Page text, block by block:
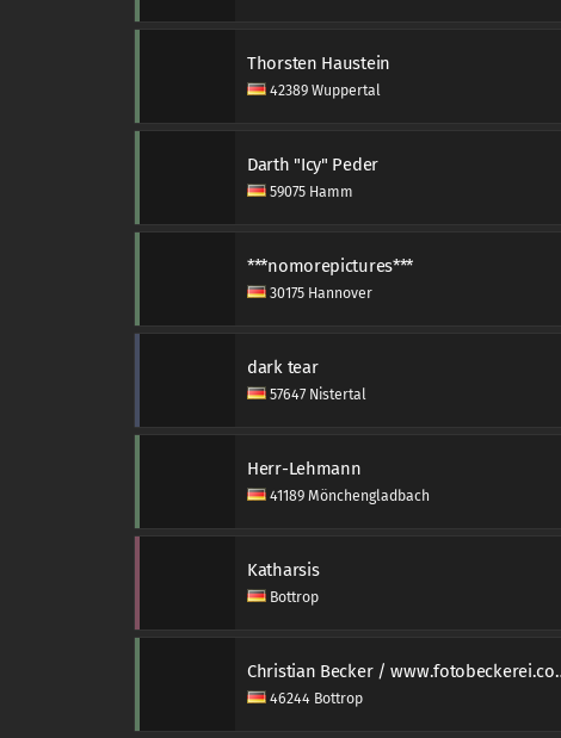
Thorsten Haustein
42389 Wuppertal
Darth "Icy" Peder
59075 Hamm
***nomorepictures***
30175 Hannover
dark tear
57647 Nistertal
Herr-Lehmann
41189 Mönchengladbach
Katharsis
Bottrop
Christian
46244 Bottrop